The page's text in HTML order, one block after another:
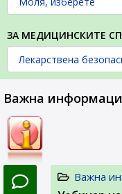
ЗА МЕДИЦИНСКИТЕ
Важна
Важна